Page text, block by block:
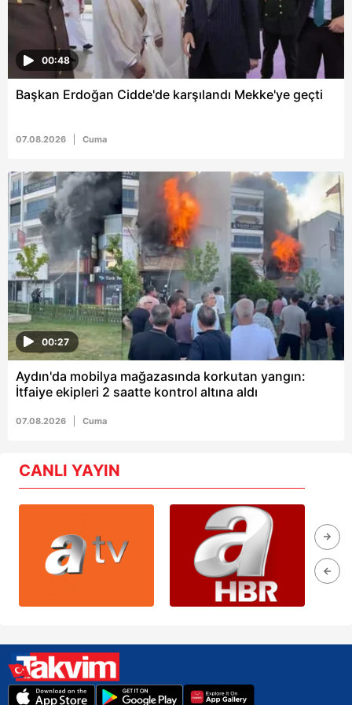
00:48
Başkan Erdoğan Cidde'de karşılandı Mekke'ye geçti
07.08.2026 Cuma
00:27
Aydın'da mobilya mağazasında korkutan yangın:
İtfaiye ekipleri 2 saatte kontrol altına aldı
07.08.2026 Cuma
CANLI YAYIN